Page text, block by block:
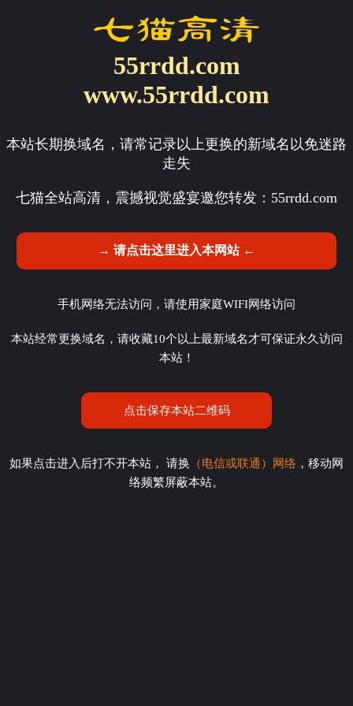
55rrdd.com
www.55rrdd.com
本站长期换域名，请常记录以上更换的新域名以免迷路
走失
七猫全站高清，震撼视觉盛宴邀您转发： 55rrdd.com
→ 请点击这里进入本网站 ←
手机网络无法访问，请使用家庭WIFI网络访问
本站经常更换域名，请收藏10个以上最新域名才可保证永久访问
本站！
点击保存本站二维码
如果点击进入后打不开本站， 请换 （电信或联通）网络 ，移动网
络频繁屏蔽本站。